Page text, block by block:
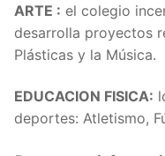
ARTE : el colegio
desarrolla proyectos
Plásticas y la Música.
EDUCACION FISICA:
deportes: Atletismo,